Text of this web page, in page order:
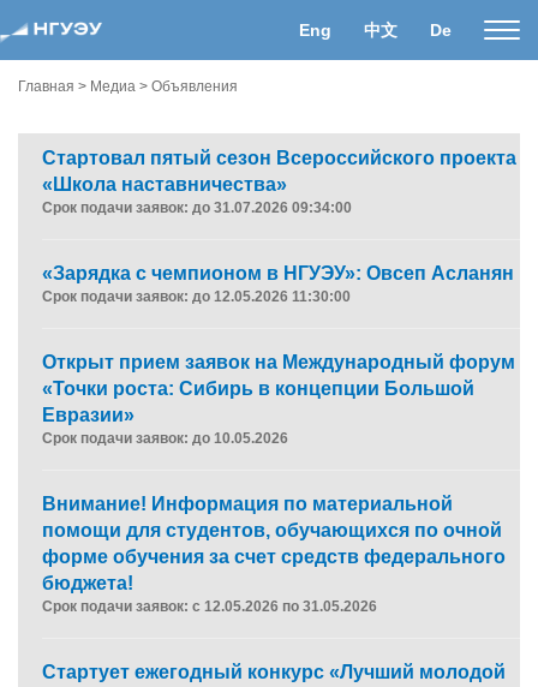
Eng 中文 De
Главная > Медиа > Объявления
Стартовал пятый сезон Всероссийского проекта
«Школа наставничества»
Срок подачи заявок: до 31.07.2026 09:34:00
«Зарядка с чемпионом в НГУЭУ»: Овсеп Асланян
Срок подачи заявок: до 12.05.2026 11:30:00
Открыт прием заявок на Международный форум
«Точки роста: Сибирь в концепции Большой
Евразии»
Срок подачи заявок: до 10.05.2026
Внимание! Информация по материальной
помощи для студентов, обучающихся по очной
форме обучения за счет средств федерального
бюджета!
Срок подачи заявок: с 12.05.2026 по 31.05.2026
Стартует ежегодный конкурс «Лучший молодой